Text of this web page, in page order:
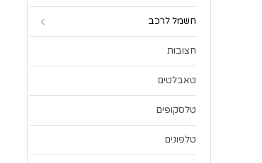
חשמל לרכב
חצובות
טאבלטים
טלסקופים
טלפונים